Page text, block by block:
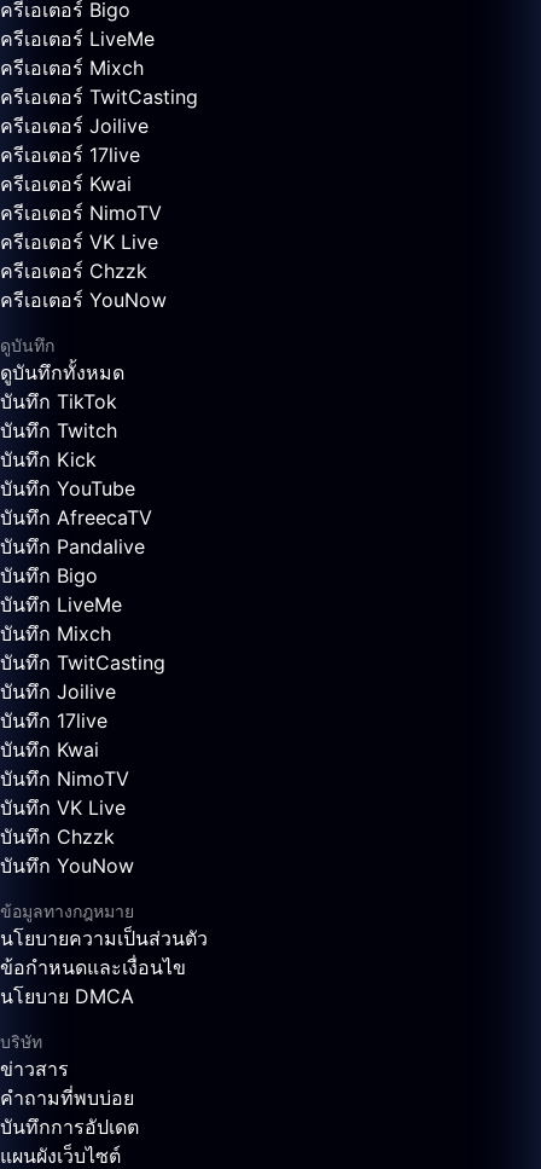
ครีเอเตอร์ Bigo
ครีเอเตอร์ LiveMe
ครีเอเตอร์ Mixch
ครีเอเตอร์ TwitCasting
ครีเอเตอร์ Joilive
ครีเอเตอร์ 17live
ครีเอเตอร์ Kwai
ครีเอเตอร์ NimoTV
ครีเอเตอร์ VK Live
ครีเอเตอร์ Chzzk
ครีเอเตอร์ YouNow
ดูบันทึก
ดูบันทึกทั้งหมด
บันทึก TikTok
บันทึก Twitch
บันทึก Kick
บันทึก YouTube
บันทึก AfreecaTV
บันทึก Pandalive
บันทึก Bigo
บันทึก LiveMe
บันทึก Mixch
บันทึก TwitCasting
บันทึก Joilive
บันทึก 17live
บันทึก Kwai
บันทึก NimoTV
บันทึก VK Live
บันทึก Chzzk
บันทึก YouNow
ข้อมูลทางกฎหมาย
นโยบายความเป็นส่วนตัว
ข้อกำหนดและเงื่อนไข
นโยบาย DMCA
บริษัท
ข่าวสาร
คำถามที่พบบ่อย
บันทึกการอัปเดต
แผนผังเว็บไซต์